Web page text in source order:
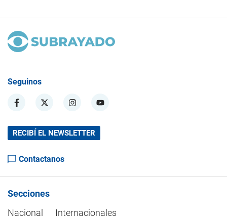
Seguinos
RECIBÍ EL NEWSLETTER
Contactanos
Secciones
Nacional
Internacionales